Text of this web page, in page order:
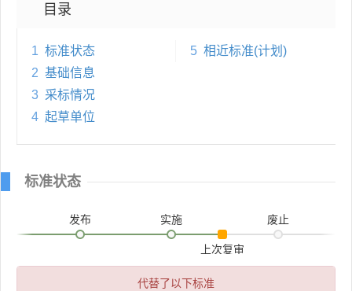
目录
1 标准状态
2 基础信息
3 采标情况
4 起草单位
5 相近标准(计划)
标准状态
发布 实施
上次复审
废止
代替了以下标准